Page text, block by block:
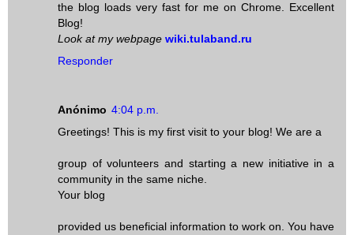
the blog loads very fast for me on Chrome. Excellent
Blog!
Look at my webpage wiki.tulaband.ru
Responder
Anónimo 4:04 p.m.
Greetings! This is my first visit to your blog! We are a
group of volunteers and starting a new initiative in a
community in the same niche.
Your blog
provided us beneficial information to work on. You have